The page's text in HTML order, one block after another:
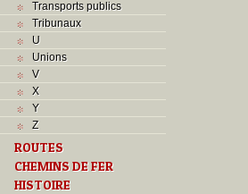
Transports publics
Tribunaux
U
Unions
V
X
Y
Z
ROUTES
CHEMINS DE FER
HISTOIRE